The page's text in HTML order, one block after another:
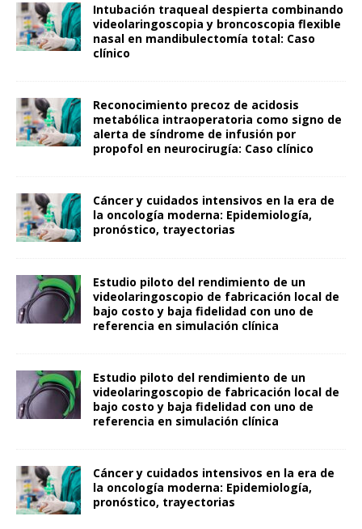
Intubación traqueal despierta combinando
videolaringoscopia y broncoscopia flexible
nasal en mandibulectomía total: Caso
clínico
Reconocimiento precoz de acidosis
metabólica intraoperatoria como signo de
alerta de síndrome de infusión por
propofol en neurocirugía: Caso clínico
Cáncer y cuidados intensivos en la era de
la oncología moderna: Epidemiología,
pronóstico, trayectorias
Estudio piloto del rendimiento de un
videolaringoscopio de fabricación local de
bajo costo y baja fidelidad con uno de
referencia en simulación clínica
Estudio piloto del rendimiento de un
videolaringoscopio de fabricación local de
bajo costo y baja fidelidad con uno de
referencia en simulación clínica
Cáncer y cuidados intensivos en la era de
la oncología moderna: Epidemiología,
pronóstico, trayectorias